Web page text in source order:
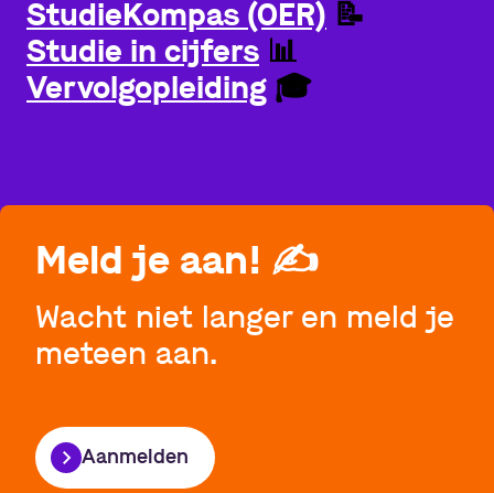
StudieKompas (OER) 📝
Studie in cijfers 📊
Vervolgopleiding 🎓
Meld je aan! ✍️
Wacht niet langer en meld je
meteen aan.
Aanmelden